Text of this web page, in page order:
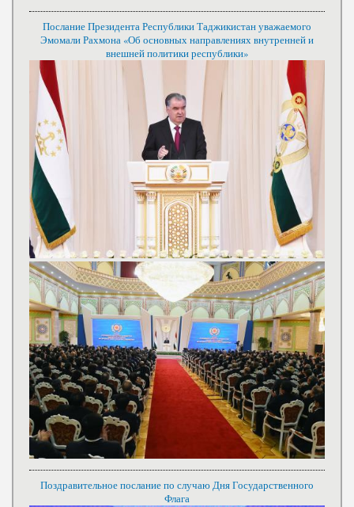
Послание Президента Республики Таджикистан уважаемого
Эмомали Рахмона «Об основных направлениях внутренней и
внешней политики республики»
Поздравительное послание по случаю Дня Государственного
Флага